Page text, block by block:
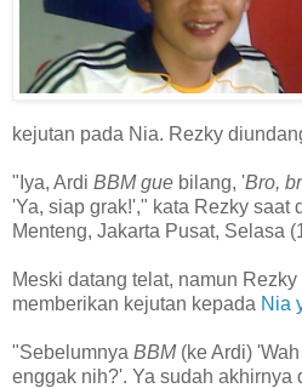
kejutan pada Nia. Rezky
"Iya, Ardi BBM gue bilang, 'Bro,
'Ya, siap grak!'," kata Rezky saat
Menteng, Jakarta Pusat, Selasa
Meski datang telat, namun
memberikan kejutan kepada Nia
"Sebelumnya BBM(ke Ardi)
enggak nih?'. Ya sudah akhirnya